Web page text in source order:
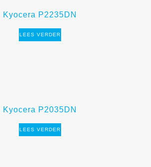
Kyocera P2235DN
LEES VERDER
Kyocera P2035DN
LEES VERDER